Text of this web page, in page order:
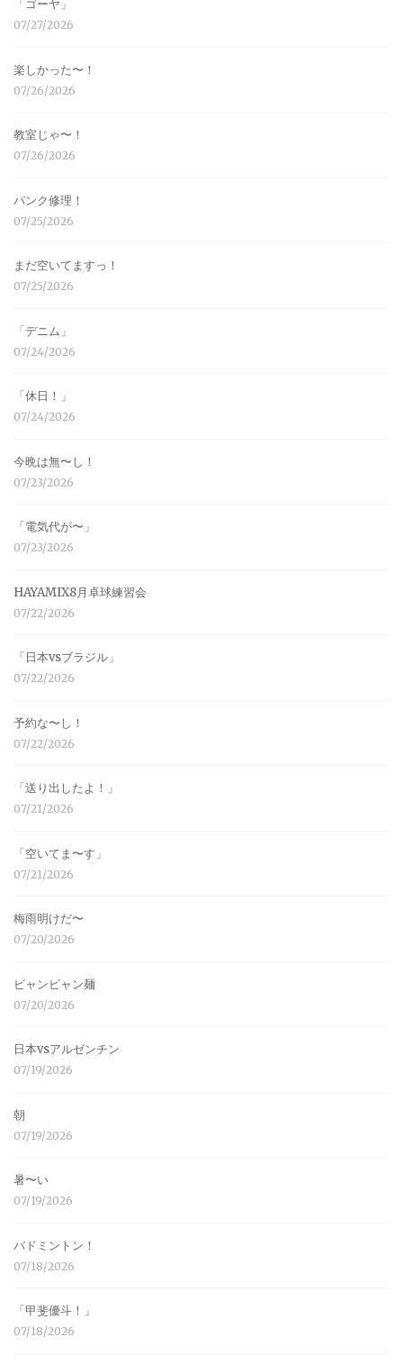
「ゴーヤ」
07/27/2026
楽しかった〜！
07/26/2026
教室じゃ〜！
07/26/2026
パンク修理！
07/25/2026
まだ空いてますっ！
07/25/2026
「デニム」
07/24/2026
「休日！」
07/24/2026
今晩は無〜し！
07/23/2026
「電気代が〜」
07/23/2026
HAYAMIX8月卓球練習会
07/22/2026
「日本vsブラジル」
07/22/2026
予約な〜し！
07/22/2026
「送り出したよ！」
07/21/2026
「空いてま〜す」
07/21/2026
梅雨明けだ〜
07/20/2026
ビャンビャン麺
07/20/2026
日本vsアルゼンチン
07/19/2026
朝
07/19/2026
暑〜い
07/19/2026
バドミントン！
07/18/2026
「甲斐優斗！」
07/18/2026